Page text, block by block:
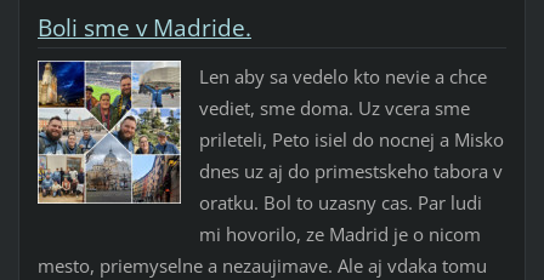
Boli sme v Madride.
Len aby sa vedelo kto nevie a chce
vediet, sme doma. Uz vcera sme
prileteli, Peto isiel do nocnej a Misko
dnes uz aj do primestskeho tabora v
oratku. Bol to uzasny cas. Par ludi
mi hovorilo, ze Madrid je o nicom
mesto, priemyselne a nezaujimave. Ale aj vdaka tomu